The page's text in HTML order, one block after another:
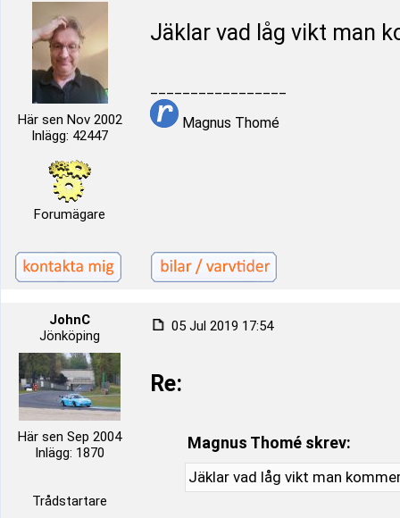
Här sen Nov 2002
Inlägg: 42447
Forumägare
Jäklar vad låg vikt man
Magnus Thomé
JohnC
Jönköping
Här sen Sep 2004
Inlägg: 1870
Trådstartare
05 Jul 2019 17:54
Re:
Magnus Thomé skrev:
Jäklar vad låg vikt man